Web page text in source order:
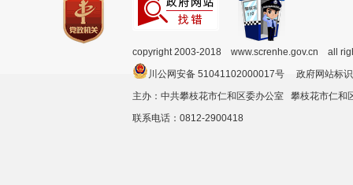
copyright 2003-2018 www.screnhe.gov.cn all
川公网安备 51041102000017号 政府网站
主办：中共攀枝花市仁和区委办公室 攀枝花市仁
联系电话：0812-2900418